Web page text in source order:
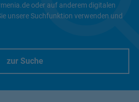
oder auf anderem digitalen
unsere Suchfunktion verwenden und
zur Suche